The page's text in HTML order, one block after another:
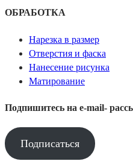
ОБРАБОТКА
Нарезка в размер
Отверстия и фаска
Нанесение рисунка
Матирование
Подпишитесь на e-mail-
Подписаться